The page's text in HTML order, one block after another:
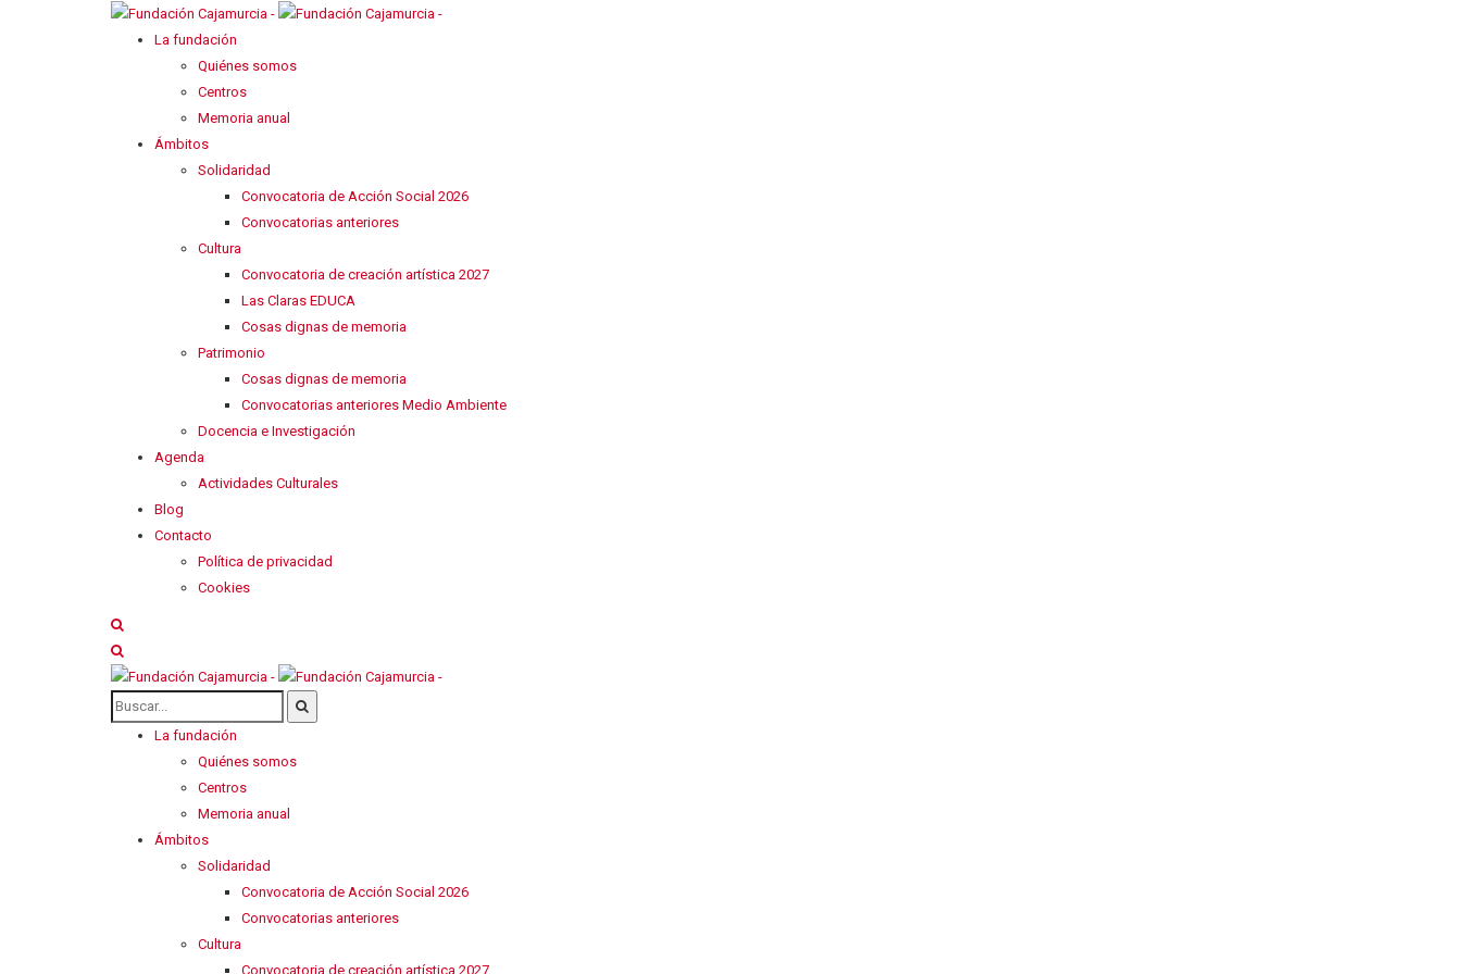
La fundación
Quiénes somos
Centros
Memoria anual
Ámbitos
Solidaridad
Convocatoria de Acción Social 2026
Convocatorias anteriores
Cultura
Convocatoria de creación artística 2027
Las Claras EDUCA
Cosas dignas de memoria
Patrimonio
Cosas dignas de memoria
Convocatorias anteriores Medio Ambiente
Docencia e Investigación
Agenda
Actividades Culturales
Blog
Contacto
Política de privacidad
Cookies
La fundación
Quiénes somos
Centros
Memoria anual
Ámbitos
Solidaridad
Convocatoria de Acción Social 2026
Convocatorias anteriores
Cultura
Convocatoria de creación artística 2027